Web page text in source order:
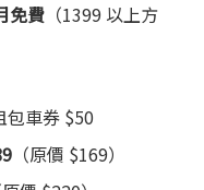
免費 （1399 以上方
包車券 $50
（原價 $169）